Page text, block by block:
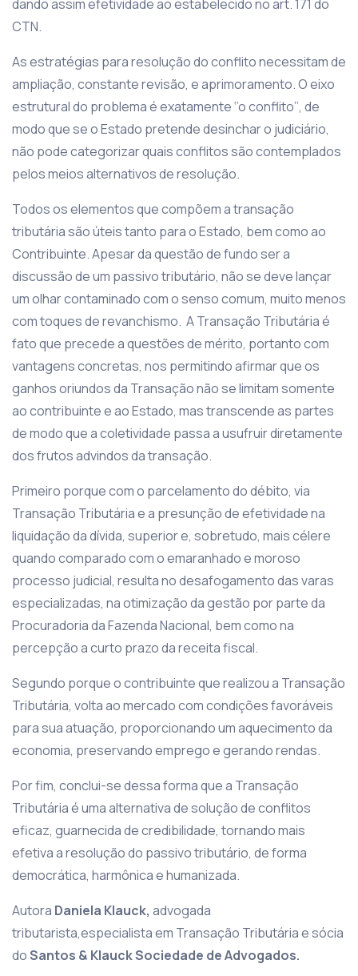
dando assim efetividade ao estabelecido no art. 171 do
CTN.
As estratégias para resolução do conflito necessitam de
ampliação, constante revisão, e aprimoramento. O eixo
estrutural do problema é exatamente ‘’o conflito’’, de
modo que se o Estado pretende desinchar o judiciário,
não pode categorizar quais conflitos são contemplados
pelos meios alternativos de resolução.
Todos os elementos que compõem a transação
tributária são úteis tanto para o Estado, bem como ao
Contribuinte. Apesar da questão de fundo ser a
discussão de um passivo tributário, não se deve lançar
um olhar contaminado com o senso comum, muito menos
com toques de revanchismo. A Transação Tributária é
fato que precede a questões de mérito, portanto com
vantagens concretas, nos permitindo afirmar que os
ganhos oriundos da Transação não se limitam somente
ao contribuinte e ao Estado, mas transcende as partes
de modo que a coletividade passa a usufruir diretamente
dos frutos advindos da transação.
Primeiro porque com o parcelamento do débito, via
Transação Tributária e a presunção de efetividade na
liquidação da dívida, superior e, sobretudo, mais célere
quando comparado com o emaranhado e moroso
processo judicial, resulta no desafogamento das varas
especializadas, na otimização da gestão por parte da
Procuradoria da Fazenda Nacional, bem como na
percepção a curto prazo da receita fiscal.
Segundo porque o contribuinte que realizou a Transação
Tributária, volta ao mercado com condições favoráveis
para sua atuação, proporcionando um aquecimento da
economia, preservando emprego e gerando rendas.
Por fim, conclui-se dessa forma que a Transação
Tributária é uma alternativa de solução de conflitos
eficaz, guarnecida de credibilidade, tornando mais
efetiva a resolução do passivo tributário, de forma
democrática, harmônica e humanizada.
Autora Daniela Klauck, advogada
tributarista,especialista em Transação Tributária e sócia
doSantos & Klauck Sociedade de Advogados.